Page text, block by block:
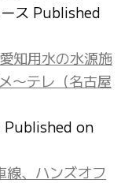
ス Published
知用水の水源施
〜テレ（名古屋
Published on
線、ハンズオフ